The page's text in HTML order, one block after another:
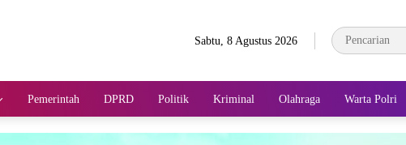
Sabtu, 8 Agustus 2026
Pemerintah DPRD Politik Kriminal Olahraga Warta Polri